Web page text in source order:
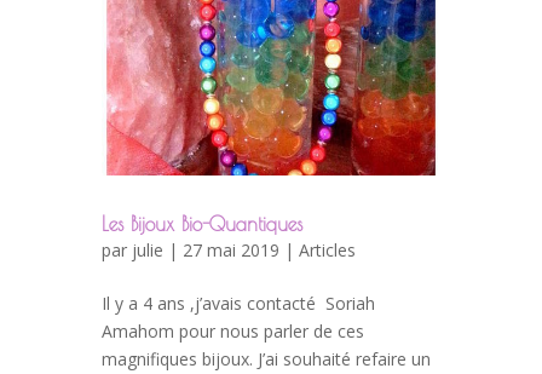
Les Bijoux Bio-Quantiques
par julie | 27 mai 2019 | Articles
Il y a 4 ans ,j’avais contacté Soriah
Amahom pour nous parler de ces
magnifiques bijoux. J’ai souhaité refaire un